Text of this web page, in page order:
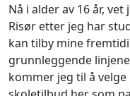
Nå i alder av 16 år,
Risør etter jeg har
kan tilby mine
grunnleggende
kommer jeg til å